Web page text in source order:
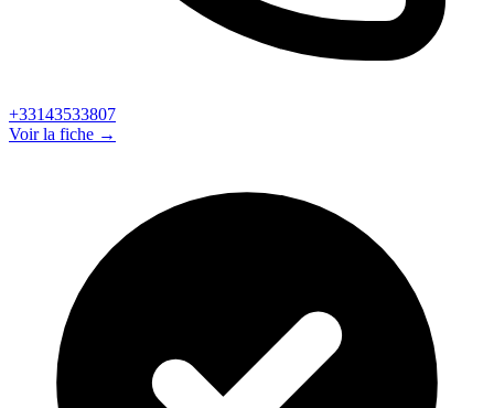
+33143533807
Voir la fiche →